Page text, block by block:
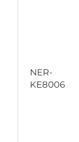
NER-
KE8006